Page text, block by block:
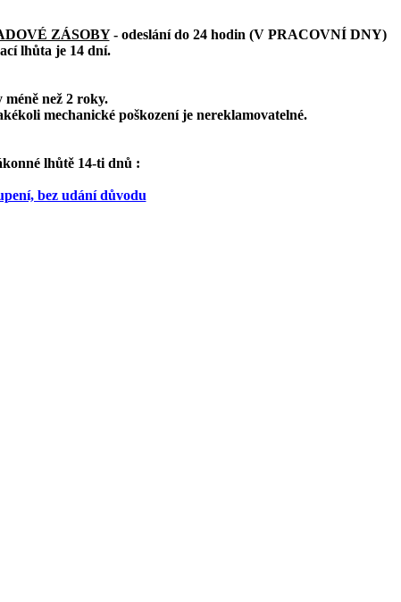
ZÁSOBY - odeslání do 24 hodin (V PRACOVNÍ DNY)
lhůta je 14 dní.
než 2 roky.
mechanické poškození je nereklamovatelné.
lhůtě 14-ti dnů :
bez udání důvodu